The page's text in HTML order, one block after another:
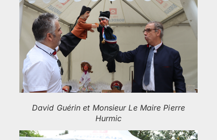
David Guérin et Monsieur Le Maire Pierre
Hurmic